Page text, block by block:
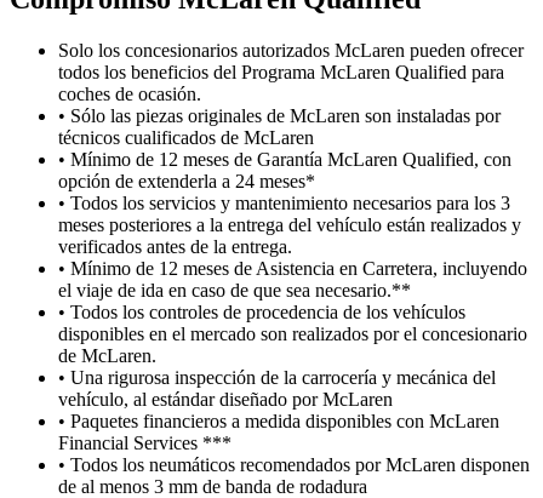
Solo los concesionarios autorizados McLaren pueden ofrecer
todos los beneficios del Programa McLaren Qualified para
coches de ocasión.
• Sólo las piezas originales de McLaren son instaladas por
técnicos cualificados de McLaren
• Mínimo de 12 meses de Garantía McLaren Qualified, con
opción de extenderla a 24 meses*
• Todos los servicios y mantenimiento necesarios para los 3
meses posteriores a la entrega del vehículo están realizados y
verificados antes de la entrega.
• Mínimo de 12 meses de Asistencia en Carretera, incluyendo
el viaje de ida en caso de que sea necesario.**
• Todos los controles de procedencia de los vehículos
disponibles en el mercado son realizados por el concesionario
de McLaren.
• Una rigurosa inspección de la carrocería y mecánica del
vehículo, al estándar diseñado por McLaren
• Paquetes financieros a medida disponibles con McLaren
Financial Services ***
• Todos los neumáticos recomendados por McLaren disponen
de al menos 3 mm de banda de rodadura